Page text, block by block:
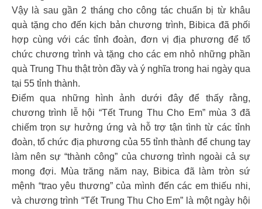
Vậy là sau gần 2 tháng cho công tác chuẩn bị từ khâu
quà tặng cho đến kịch bản chương trình, Bibica đã phối
hợp cùng với các tỉnh đoàn, đơn vị địa phương để tổ
chức chương trình và tặng cho các em nhỏ những phần
quà Trung Thu thật tròn đầy và ý nghĩa trong hai ngày qua
tại 55 tỉnh thành.
Điểm qua những hình ảnh dưới đây để thấy rằng,
chương trình lễ hội “Tết Trung Thu Cho Em” mùa 3 đã
chiếm trọn sự hưởng ứng và hỗ trợ tận tình từ các tỉnh
đoàn, tổ chức địa phương của 55 tỉnh thành để chung tay
làm nên sự “thành công” của chương trình ngoài cả sự
mong đợi. Mùa trăng năm nay, Bibica đã làm tròn sứ
mệnh “trao yêu thương” của mình đến các em thiếu nhi,
và chương trình “Tết Trung Thu Cho Em” là một ngày hội